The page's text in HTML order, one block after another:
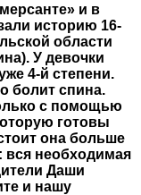
и в
историю 16-
области
У девочки
4-й степени.
болит спина.
с помощью
готовы
она больше
необходимая
Даши
и нашу